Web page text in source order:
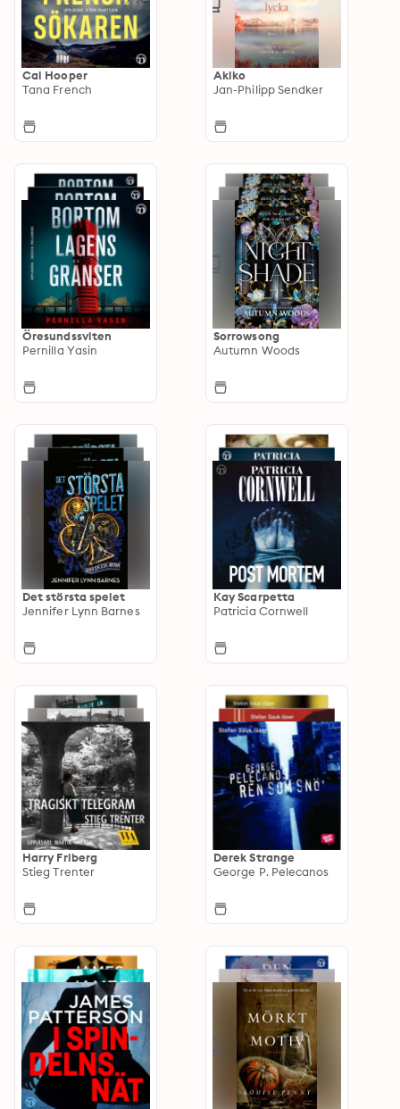
Cal Hooper
Tana French
Akiko
Jan-Philipp Sendker
Öresundssviten
Pernilla Yasin
Sorrowsong
Autumn Woods
Det största spelet
Jennifer Lynn Barnes
Kay Scarpetta
Patricia Cornwell
Harry Friberg
Stieg Trenter
Derek Strange
George P. Pelecanos